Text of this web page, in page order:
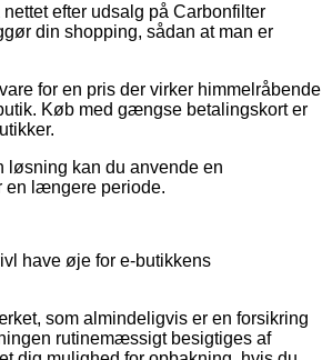
efter udsalg på Carbonfilter
din shopping, sådan at man er
for en pris der virker himmelråbende
Køb med gængse betalingskort er
løsning kan du anvende en
en længere periode.
have øje for e-butikkens
som almindeligvis er en forsikring
rutinemæssigt besigtiges af